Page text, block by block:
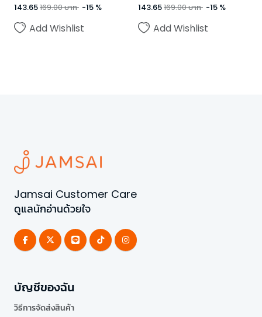
143.65169.00บาท -15 %
Add Wishlist
143.65169.00บาท -15 %
Add Wishlist
Jamsai Customer Care
ดูแลนักอ่านด้วยใจ
บัญชีของฉัน
วิธีการจัดส่งสินค้า